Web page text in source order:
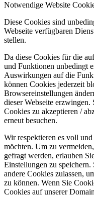
Notwendige Website
Diese Cookies sind
Webseite verfügbaren
stellen.
Da diese Cookies für die
und Funktionen unbedingt
Auswirkungen auf die
können Cookies jederzeit
Browsereinstellungen
dieser Webseite
Cookies zu akzeptieren /
erneut besuchen.
Wir respektieren es voll
möchten. Um zu
gefragt werden, erlauben
Einstellungen zu
andere Cookies zulassen,
zu können. Wenn Sie
Cookies auf unserer